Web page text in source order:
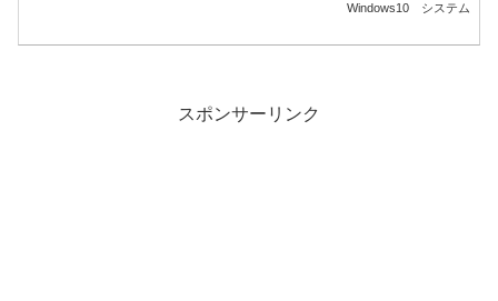
Windows10 システム
スポンサーリンク